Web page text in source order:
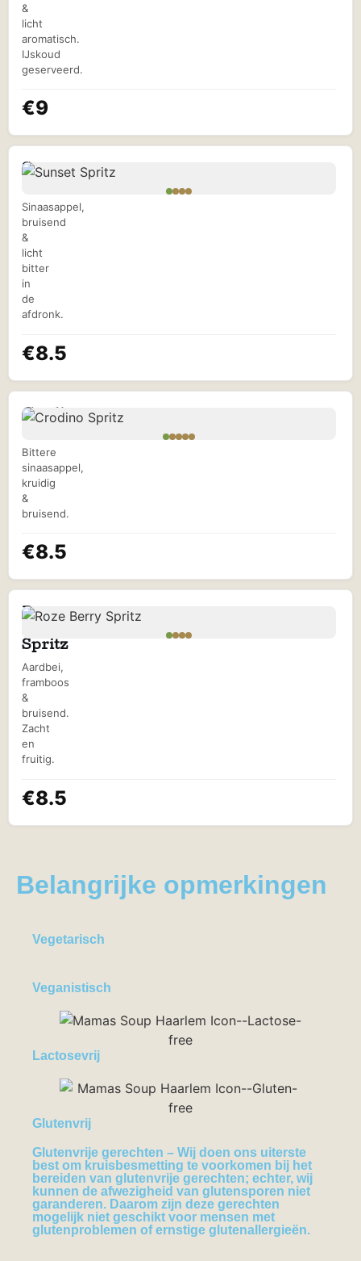
&
licht
aromatisch.
IJskoud
geserveerd.
€9
Sunset
Sinaasappel,
bruisend
&
licht
bitter
in
de
afdronk.
€8.5
Crodino
Bittere
sinaasappel,
kruidig
&
bruisend.
€8.5
Roze
Spritz
Aardbei,
framboos
&
bruisend.
Zacht
en
fruitig.
€8.5
Belangrijke opmerkingen
Vegetarisch
Veganistisch
Lactosevrij
Glutenvrij
Glutenvrije gerechten – Wij doen ons uiterste
best om kruisbesmetting te voorkomen bij het
bereiden van glutenvrije gerechten; echter, wij
kunnen de afwezigheid van glutensporen niet
garanderen. Daarom zijn deze gerechten
mogelijk niet geschikt voor mensen met
glutenproblemen of ernstige glutenallergieën.